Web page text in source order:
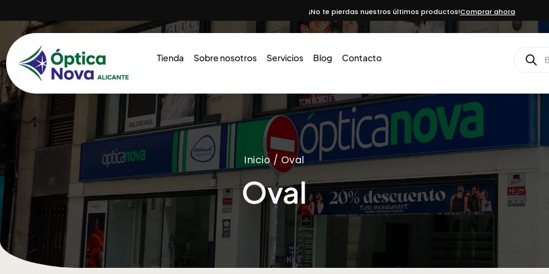
¡No te pierdas nuestros últimos productos!Comprar ahora
Tienda Sobre nosotros Servicios Blog Contacto
Inicio/ Oval
Oval